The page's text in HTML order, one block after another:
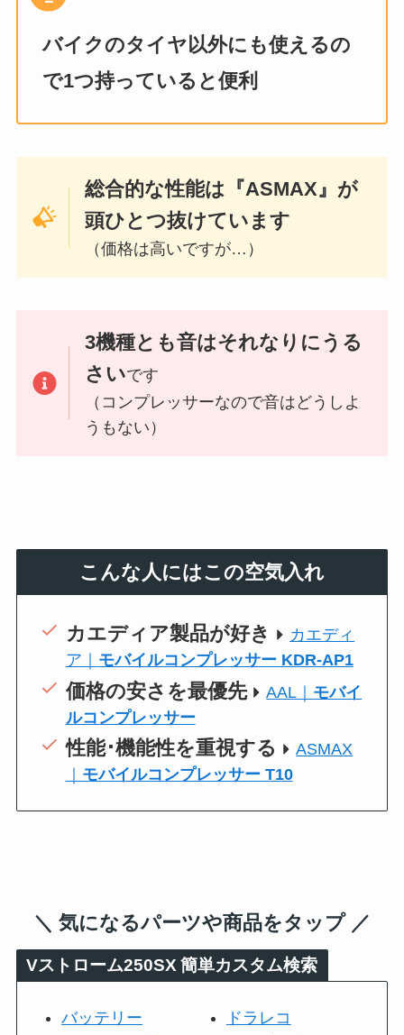
バイクのタイヤ以外にも使えるの
で1つ持っていると便利
総合的な性能は『ASMAX』が
頭ひとつ抜けています
（価格は高いですが…）
3機種とも音はそれなりにうる
さいです
（コンプレッサーなので音はどうしよ
うもない）
こんな人にはこの空気入れ
カエディア製品が好き
カエディ
ア｜ モバイルコンプレッサー KDR-AP1
価格の安さを最優先 AAL｜ モバイ
ルコンプレッサー
性能･機能性を重視する
ASMAX
モバイルコンプレッサー T10
＼ 気になるパーツや商品をタップ ／
Vストローム250SX 簡単カスタム検索
バッテリー
ドラレコ